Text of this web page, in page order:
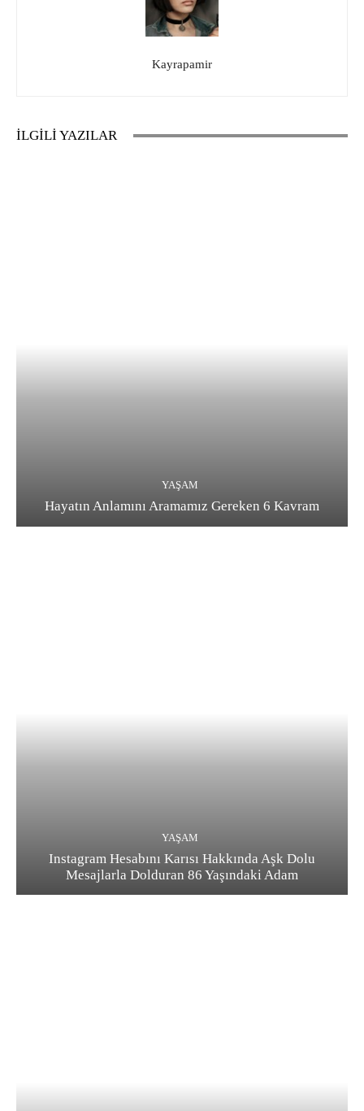
Kayrapamir
İLGİLİ YAZILAR
YAŞAM
Hayatın Anlamını Aramamız Gereken 6 Kavram
YAŞAM
Instagram Hesabını Karısı Hakkında Aşk Dolu
Mesajlarla Dolduran 86 Yaşındaki Adam